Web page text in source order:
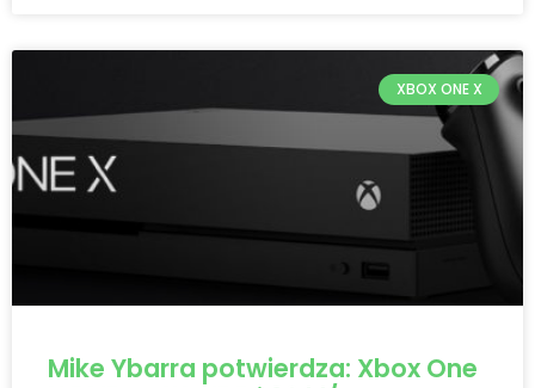
XBOX ONE X
Mike Ybarra potwierdza: Xbox One